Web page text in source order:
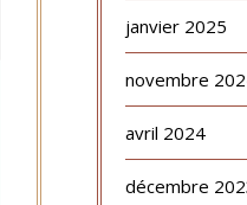
janvier 2025
novembre
avril 2024
décembre